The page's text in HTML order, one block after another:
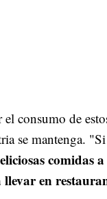
consumo de
se mantenga.
comidas
en